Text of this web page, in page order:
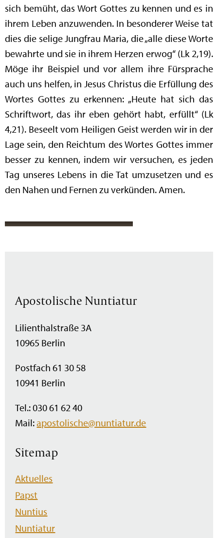
sich bemüht, das Wort Gottes zu kennen und es in
ihrem Leben anzuwenden. In besonderer Weise tat
dies die selige Jungfrau Maria, die „alle diese Worte
bewahrte und sie in ihrem Herzen erwog“ (Lk 2,19).
Möge ihr Beispiel und vor allem ihre Fürsprache
auch uns helfen, in Jesus Christus die Erfüllung des
Wortes Gottes zu erkennen: „Heute hat sich das
Schriftwort, das ihr eben gehört habt, erfüllt“ (Lk
4,21). Beseelt vom Heiligen Geist werden wir in der
Lage sein, den Reichtum des Wortes Gottes immer
besser zu kennen, indem wir versuchen, es jeden
Tag unseres Lebens in die Tat umzusetzen und es
den Nahen und Fernen zu verkünden. Amen.
Apostolische Nuntiatur
Lilienthalstraße 3A
10965 Berlin
Postfach 61 30 58
10941 Berlin
Tel.: 030 61 62 40
Mail:apostolische@nuntiatur.de
Sitemap
Navigation
überspringen
Aktuelles
Papst
Nuntius
Nuntiatur